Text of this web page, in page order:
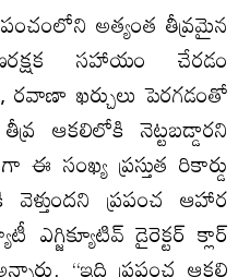
అత్యంత తీవ్రమైన
సహాయం చేరడం
ఖర్చులు పెరగడంతో
ఆకలిలోకి నెట్టబడ్డారని
సంఖ్య ప్రస్తుత రికార్డు
ప్రపంచ ఆహార
ఎగ్జిక్యూటివ్ డైరెక్టర్ క్లార్
“ఇది ప్రపంచ ఆకలి